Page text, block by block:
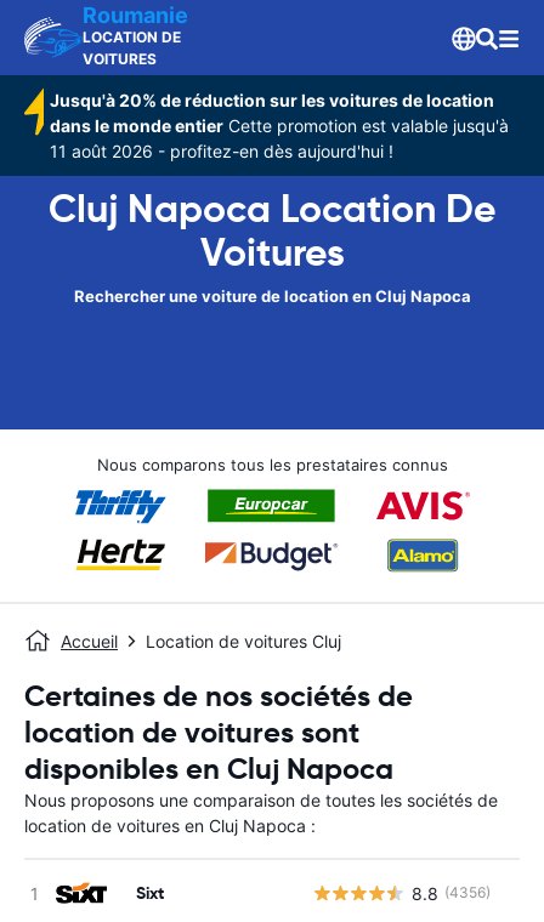
Roumanie
LOCATION DE
VOITURES
Jusqu'à 20% de réduction sur les voitures de location
dans le monde entier Cette promotion est valable jusqu'à
11 août 2026 - profitez-en dès aujourd'hui !
Cluj Napoca Location De
Voitures
Rechercher une voiture de location en Cluj Napoca
Nous comparons tous les prestataires connus
Accueil Location de voitures Cluj
Certaines de nos sociétés de
location de voitures sont
disponibles en Cluj Napoca
Nous proposons une comparaison de toutes les sociétés de
location de voitures en Cluj Napoca :
Sixt 8.8 (4356)